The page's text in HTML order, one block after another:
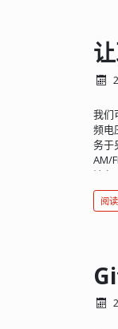
（
信
阀
正
非
的
的电
指数
24
我们
频电
务于
AM/
波段
MHz
取消
作
线。
回
音
阅